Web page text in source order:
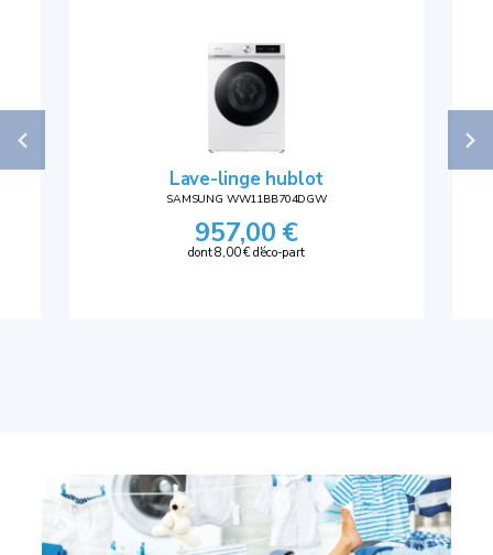
Lave-linge hublot
SAMSUNG WW11BB704DGW
957,00 €
dont 8,00 € d'éco-part